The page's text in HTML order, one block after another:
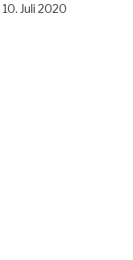
10. Juli 2020